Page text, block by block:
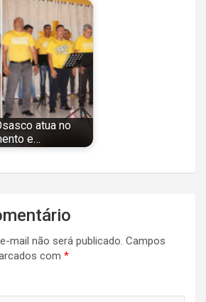
atua no
e…
mail não será publicado. Campos
com *